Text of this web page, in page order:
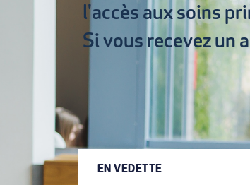
l'accès aux soins
Si vous recevez un
EN VEDETTE